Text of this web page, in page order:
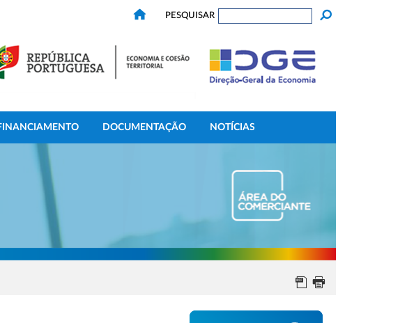
PESQUISAR
DOCUMENTAÇÃO NOTÍCIAS